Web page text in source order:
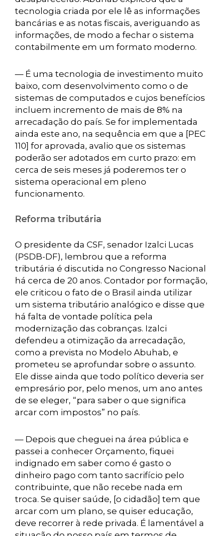
tecnologia criada por ele lê as informações
bancárias e as notas fiscais, averiguando as
informações, de modo a fechar o sistema
contabilmente em um formato moderno.
— É uma tecnologia de investimento muito
baixo, com desenvolvimento como o de
sistemas de computados e cujos benefícios
incluem incremento de mais de 8% na
arrecadação do país. Se for implementada
ainda este ano, na sequência em que a [PEC
110] for aprovada, avalio que os sistemas
poderão ser adotados em curto prazo: em
cerca de seis meses já poderemos ter o
sistema operacional em pleno
funcionamento.
Reforma tributária
O presidente da CSF, senador Izalci Lucas
(PSDB-DF), lembrou que a reforma
tributária é discutida no Congresso Nacional
há cerca de 20 anos. Contador por formação,
ele criticou o fato de o Brasil ainda utilizar
um sistema tributário analógico e disse que
há falta de vontade política pela
modernização das cobranças. Izalci
defendeu a otimização da arrecadação,
como a prevista no Modelo Abuhab, e
prometeu se aprofundar sobre o assunto.
Ele disse ainda que todo político deveria ser
empresário por, pelo menos, um ano antes
de se eleger, “para saber o que significa
arcar com impostos” no país.
— Depois que cheguei na área pública e
passei a conhecer Orçamento, fiquei
indignado em saber como é gasto o
dinheiro pago com tanto sacrifício pelo
contribuinte, que não recebe nada em
troca. Se quiser saúde, [o cidadão] tem que
arcar com um plano, se quiser educação,
deve recorrer à rede privada. É lamentável a